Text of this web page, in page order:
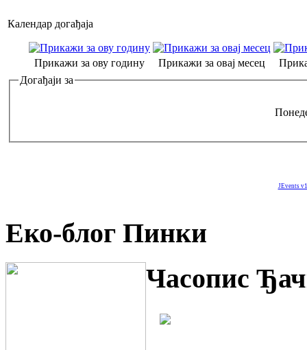
Календар догађаја
Прикажи за ову годину Прикажи за овај месец
Догађаји за
JEvents
Еко-блог Пинки
Часопис